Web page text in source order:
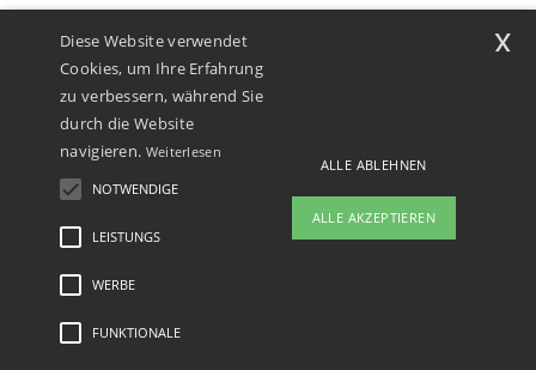
Unsere Paketzusteller
Rechtliche Hinweise
Diese Website verwendet
Cookies, um Ihre Erfahrung
zu verbessern, während Sie
durch die Website
navigieren. Weiterlesen
NOTWENDIGE
LEISTUNGS
WERBE
FUNKTIONALE
ALLE ABLEHNEN
ALLE AKZEPTIEREN
x